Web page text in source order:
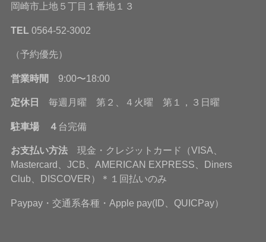
岡崎市上地５丁目１番地１３
TEL 0564-52-3002
（予約優先）
営業時間 9:00〜18:00
定休日 毎週月曜 第２、４火曜 第１，３日曜
駐車場 ４ 台完備
お支払い方法現金・クレジットカード（VISA、
Mastercard、JCB、AMERICAN EXPRESS、Diners
Club、DISCOVER）＊１回払いのみ
Paypay・交通系各種・Apple pay(ID、QUICPay）